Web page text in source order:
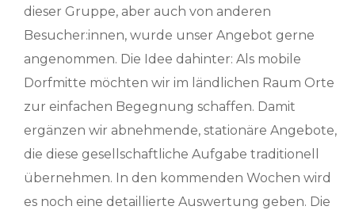
dieser Gruppe, aber auch von anderen
Besucher:innen, wurde unser Angebot gerne
angenommen. Die Idee dahinter: Als mobile
Dorfmitte möchten wir im ländlichen Raum Orte
zur einfachen Begegnung schaffen. Damit
ergänzen wir abnehmende, stationäre Angebote,
die diese gesellschaftliche Aufgabe traditionell
übernehmen. In den kommenden Wochen wird
es noch eine detaillierte Auswertung geben. Die